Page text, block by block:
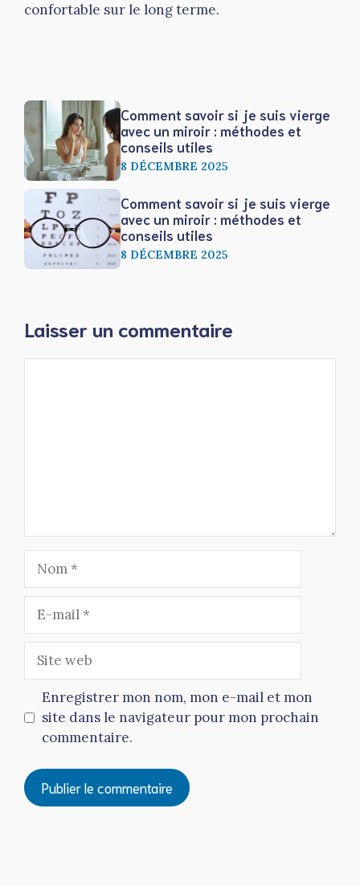
confortable sur le long terme.
Comment savoir si je suis vierge
avec un miroir : méthodes et
conseils utiles
8 DÉCEMBRE 2025
Comment savoir si je suis vierge
avec un miroir : méthodes et
conseils utiles
8 DÉCEMBRE 2025
Laisser un commentaire
mail
web
Enregistrer mon nom, mon e-mail et mon
site dans le navigateur pour mon prochain
commentaire.